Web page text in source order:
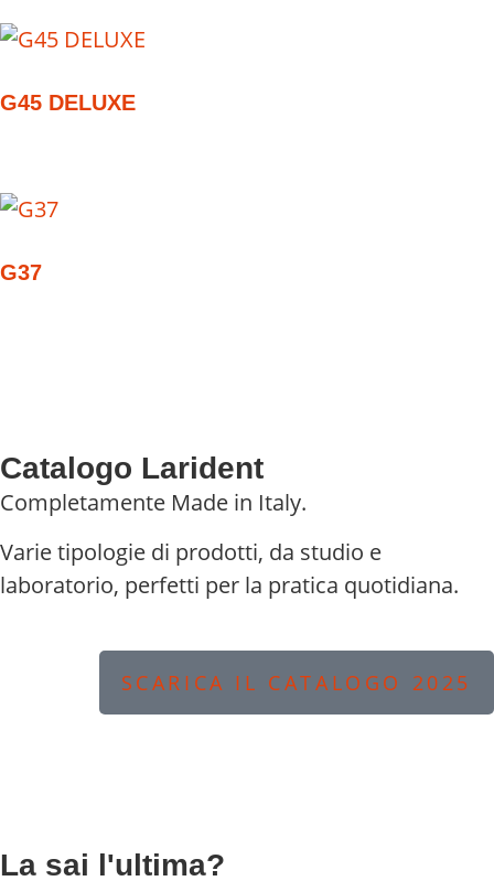
G45 DELUXE
G37
Catalogo Larident
Completamente Made in Italy.
Varie tipologie di prodotti, da studio e
laboratorio, perfetti per la pratica quotidiana.
SCARICA IL CATALOGO 2025
La sai l'ultima?